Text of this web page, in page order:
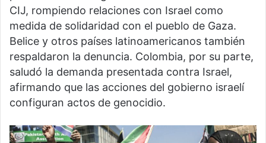
CIJ, rompiendo relaciones con Israel como
medida de solidaridad con el pueblo de Gaza.
Belice y otros países latinoamericanos también
respaldaron la denuncia. Colombia, por su parte,
saludó la demanda presentada contra Israel,
afirmando que las acciones del gobierno israelí
configuran actos de genocidio.